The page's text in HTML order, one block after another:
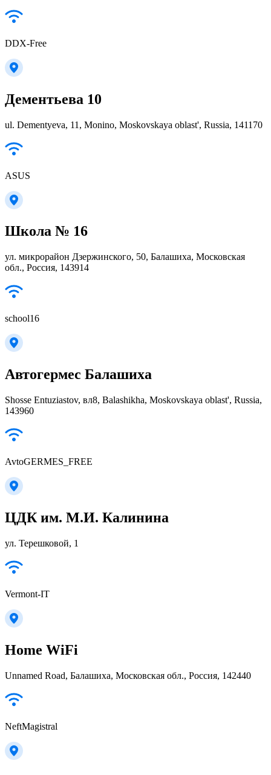
DDX-Free
Дементьева 10
ul. Dementyeva, 11, Monino, Moskovskaya oblast', Russia, 141170
ASUS
Школа № 16
ул. микрорайон Дзержинского, 50, Балашиха, Московская
обл., Россия, 143914
school16
Автогермес Балашиха
Shosse Entuziastov, вл8, Balashikha, Moskovskaya oblast', Russia,
143960
AvtoGERMES_FREE
ЦДК им. М.И. Калинина
ул. Терешковой, 1
Vermont-IT
Home WiFi
Unnamed Road, Балашиха, Московская обл., Россия, 142440
NeftMagistral